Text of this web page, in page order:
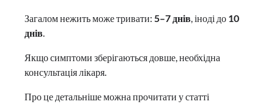
Загалом нежить може тривати: 5–7 днів , іноді до 10
днів
Якщо симптоми зберігаються довше, необхідна
консультація лікаря.
Про це детальніше можна прочитати у статті